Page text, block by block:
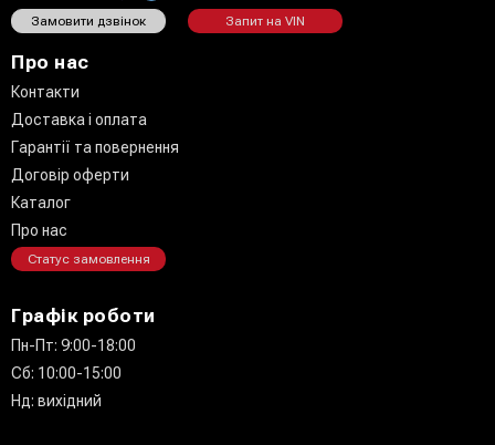
Замовити дзвінок Запит на VIN
Про нас
Контакти
Доставка і оплата
Гарантії та повернення
Договір оферти
Каталог
Про нас
Статус замовлення
Графік роботи
Пн-Пт: 9:00-18:00
Сб: 10:00-15:00
Нд: вихідний